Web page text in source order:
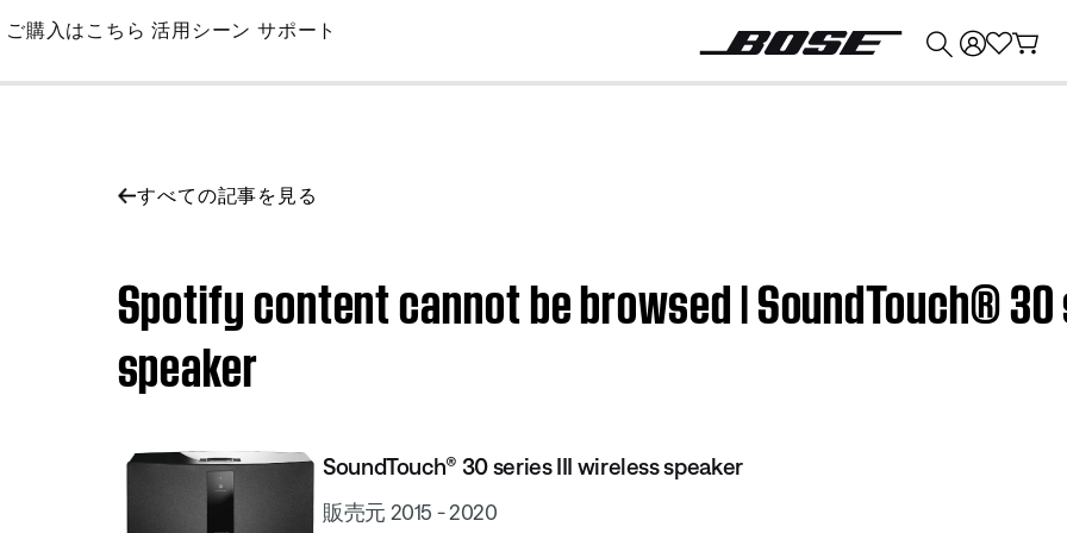
Skip
Main
ご購入はこちら 活用シーン サポート
すべての記事を見る
Spotify content cannot be browsed | SoundTouch®
speaker
SoundTouch® 30 series III wireless speaker
販売元 2015 - 2020